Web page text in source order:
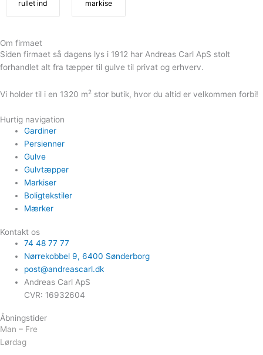
rullet ind
markise
Om firmaet
Siden firmaet så dagens lys i 1912 har Andreas Carl ApS stolt
forhandlet alt fra tæpper til gulve til privat og erhverv.
Vi holder til i en 1320 m2 stor butik, hvor du altid er velkommen forbi!
Hurtig navigation
Gardiner
Persienner
Gulve
Gulvtæpper
Markiser
Boligtekstiler
Mærker
Kontakt os
74 48 77 77
Nørrekobbel 9, ​6400 Sønderborg
post@andreascarl.dk
Andreas Carl ApS
CVR: 16932604
Åbningstider
Man – Fre
Lørdag